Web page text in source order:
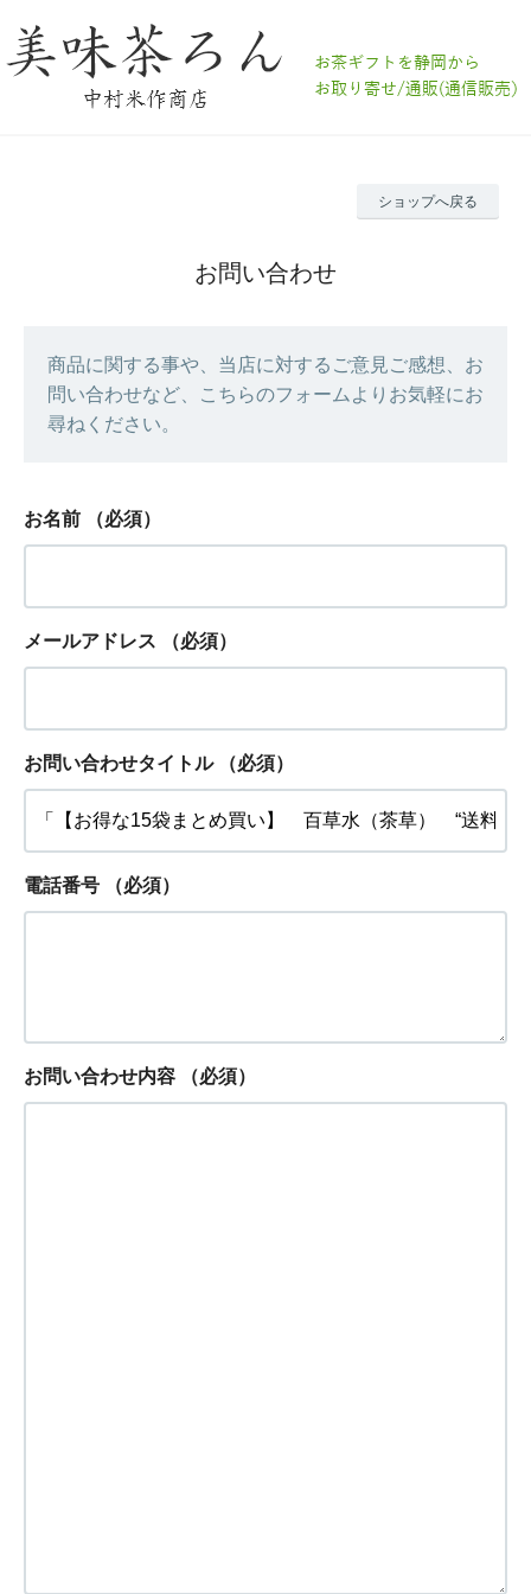
ショップへ戻る
お問い合わせ
商品に関する事や、当店に対するご意見ご感想、お
問い合わせなど、こちらのフォームよりお気軽にお
尋ねください。
お名前 （必須）
メールアドレス （必須）
お問い合わせタイトル （必須）
電話番号 （必須）
お問い合わせ内容 （必須）